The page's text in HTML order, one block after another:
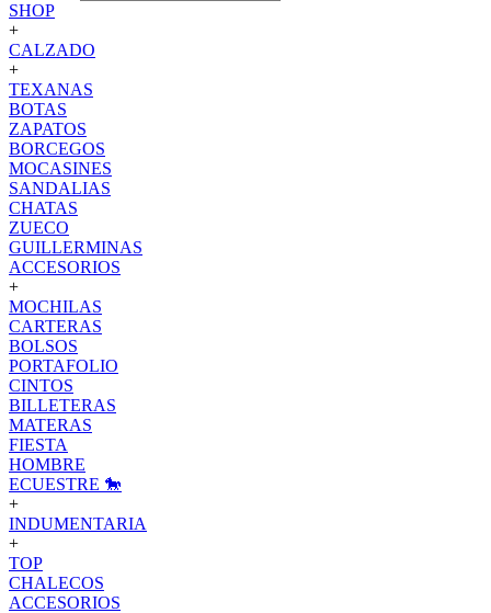
SHOP
+
CALZADO
+
TEXANAS
BOTAS
ZAPATOS
BORCEGOS
MOCASINES
SANDALIAS
CHATAS
ZUECO
GUILLERMINAS
ACCESORIOS
+
MOCHILAS
CARTERAS
BOLSOS
PORTAFOLIO
CINTOS
BILLETERAS
MATERAS
FIESTA
HOMBRE
ECUESTRE 🐎
+
INDUMENTARIA
+
TOP
CHALECOS
ACCESORIOS